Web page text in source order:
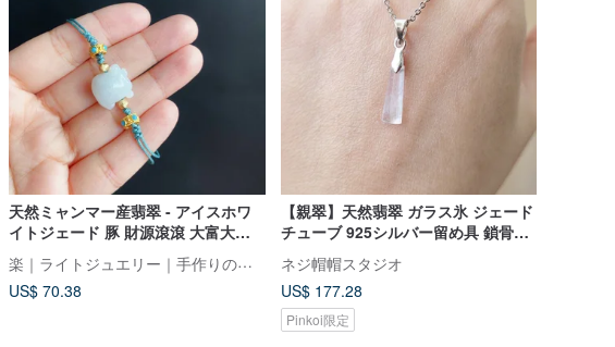
天然ミャンマー産翡翠 - アイスホワ
イトジェード 豚 財源滾滾 大富大貴
楽｜ライトジュエリー｜手作りのエネルギー
US$ 70.38
【親翠】天然翡翠 ガラス氷 ジェード
チューブ 925シルバー留め具 鎖骨ネ
ックレス
ネジ帽帽スタジオ
US$ 177.28
Pinkoi限定